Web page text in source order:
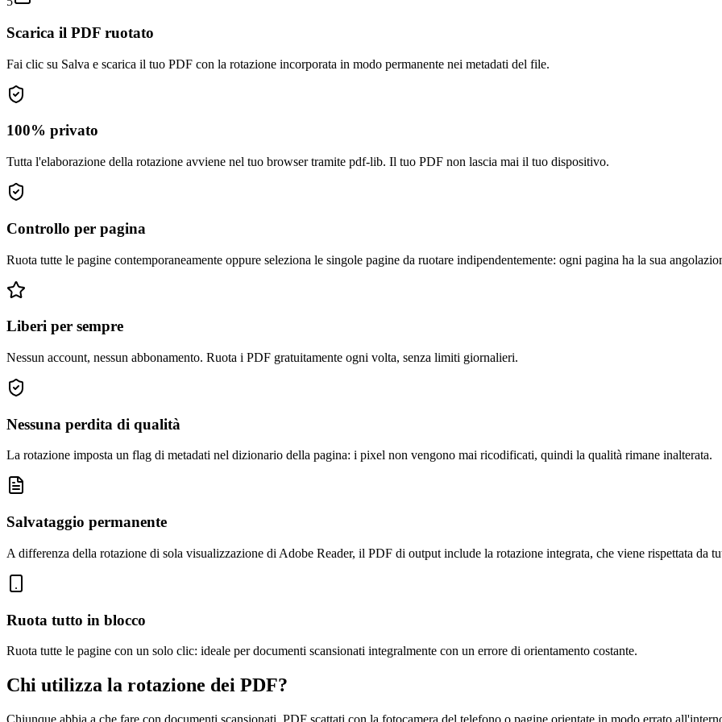
Scarica il PDF ruotato
Fai clic su Salva e scarica il tuo PDF con la rotazione incorporata in modo permanente nei metadati del file.
100% privato
Tutta l'elaborazione della rotazione avviene nel tuo browser tramite pdf-lib. Il tuo PDF non lascia mai il tuo dispositivo.
Controllo per pagina
Ruota tutte le pagine contemporaneamente oppure seleziona le singole pagine da ruotare indipendentemente: ogni pagina ha la sua
Liberi per sempre
Nessun account, nessun abbonamento. Ruota i PDF gratuitamente ogni volta, senza limiti giornalieri.
Nessuna perdita di qualità
La rotazione imposta un flag di metadati nel dizionario della pagina: i pixel non vengono mai ricodificati, quindi la qualità rimane inalterata.
Salvataggio permanente
A differenza della rotazione di sola visualizzazione di Adobe Reader, il PDF di output include la rotazione integrata, che viene rispettata da
Ruota tutto in blocco
Ruota tutte le pagine con un solo clic: ideale per documenti scansionati integralmente con un errore di orientamento costante.
Chi utilizza la rotazione dei PDF?
Chiunque abbia a che fare con documenti scansionati, PDF scattati con la fotocamera del telefono o pagine orientate in modo errato